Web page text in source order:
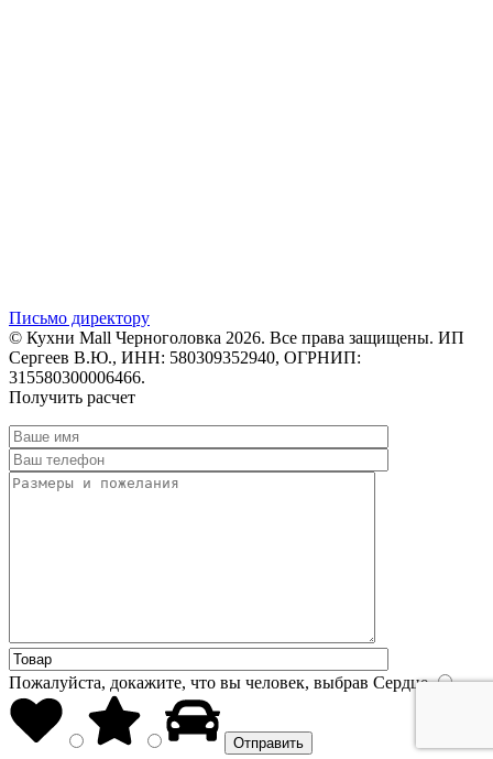
Письмо директору
© Кухни Mall Черноголовка 2026. Все права защищены. ИП
Сергеев В.Ю., ИНН: 580309352940, ОГРНИП:
315580300006466.
Получить расчет
Пожалуйста, докажите, что вы человек, выбрав Сердце.